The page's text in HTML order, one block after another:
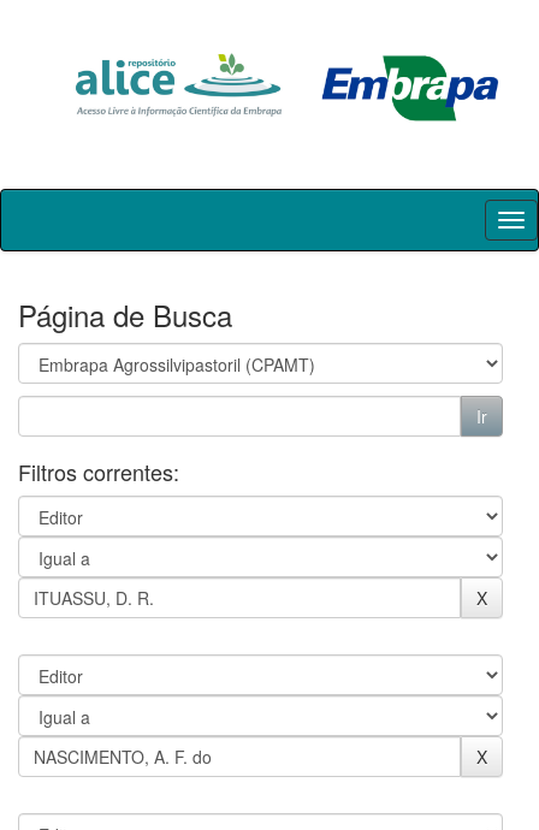
Skip
Página de Busca
Filtros correntes: